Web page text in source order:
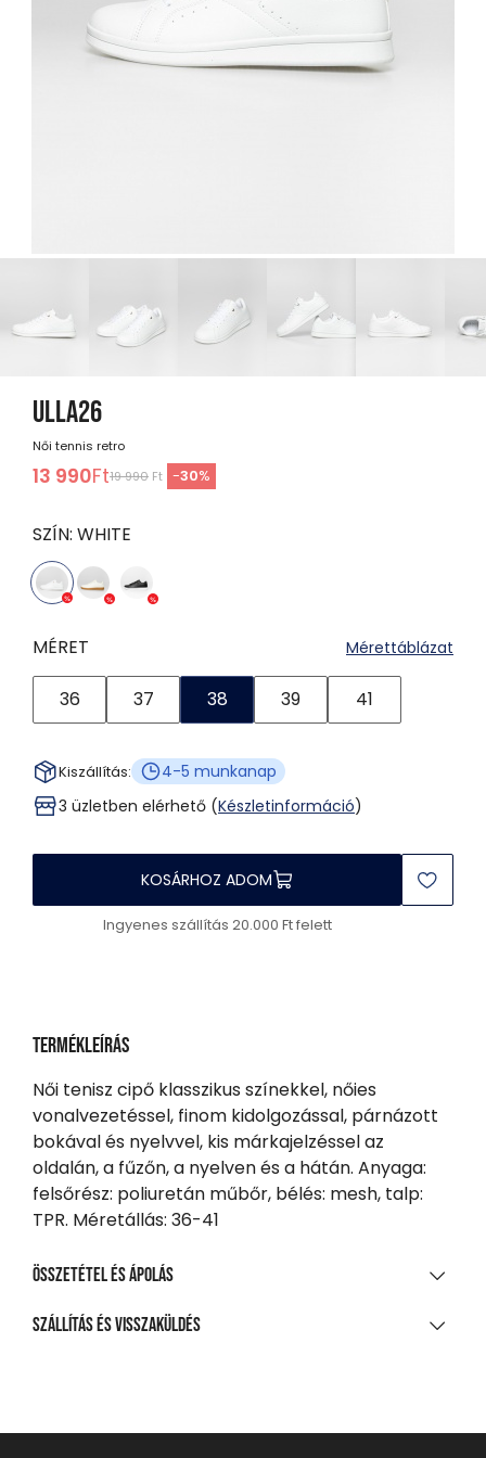
ULLA26
Női tennis retro
13 990Ft19 990 Ft -30%
SZÍN: WHITE
MÉRET Mérettáblázat
36 37 38 39 41
Kiszállítás:
4-5 munkanap
3 üzletben elérhető (Készletinformáció)
KOSÁRHOZ ADOM
Ingyenes szállítás 20.000 Ft felett
Termékleírás
Női tenisz cipő klasszikus színekkel, nőies
vonalvezetéssel, finom kidolgozással, párnázott
bokával és nyelvvel, kis márkajelzéssel az
oldalán, a fűzőn, a nyelven és a hátán. Anyaga:
felsőrész: poliuretán műbőr, bélés: mesh, talp:
TPR. Méretállás: 36-41
Összetétel és ápolás
ANYAGÖSSZETÉTEL
Szállítás és visszaküldés